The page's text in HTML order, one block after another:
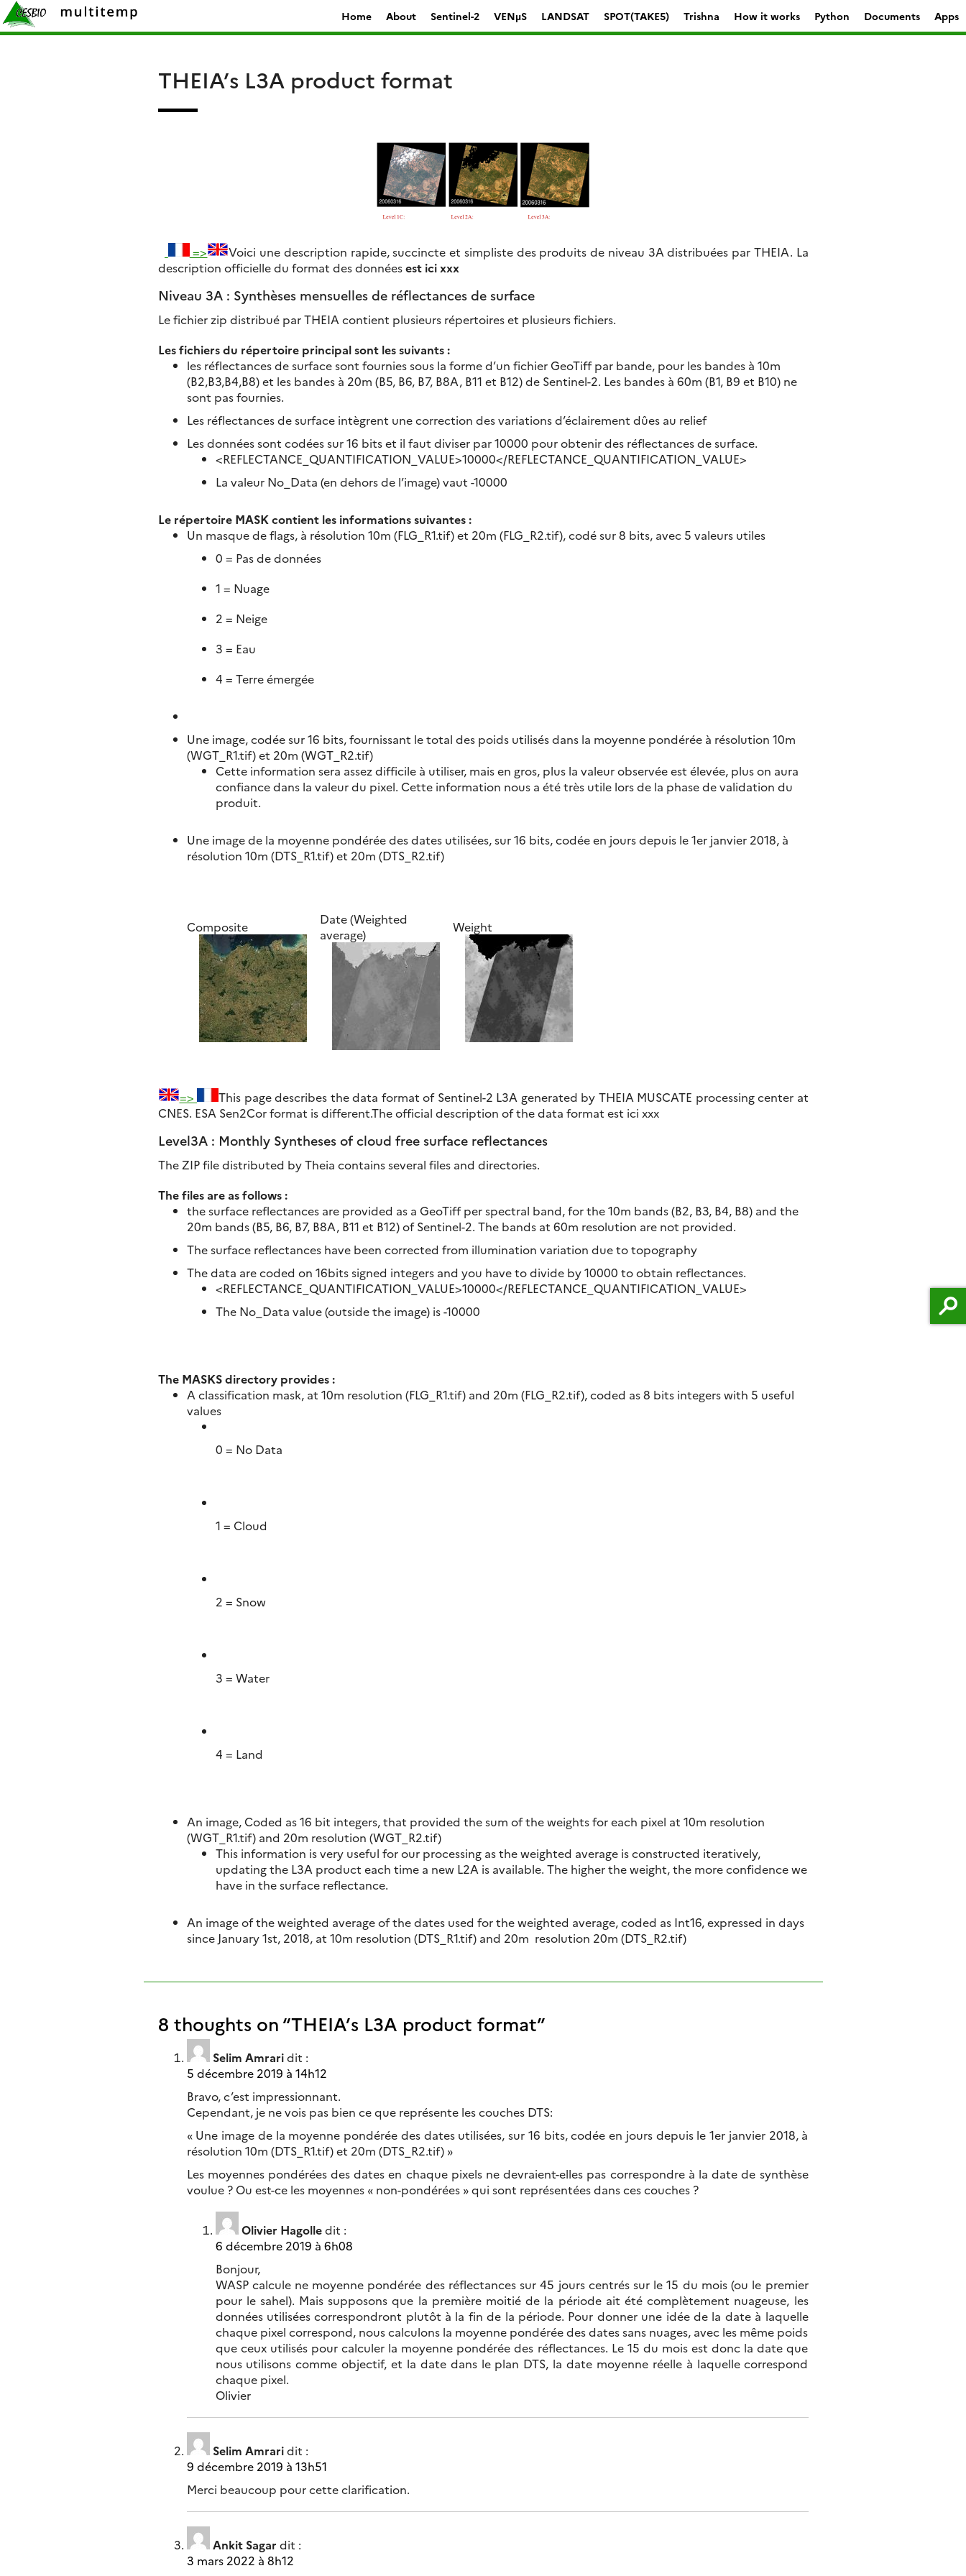
Skip
to
content
Home About Sentinel-2 VENµS LANDSAT SPOT(TAKE5) Trishna How it works Python Documents Apps
THEIA’s L3A product format
=>
Voici une description rapide, succincte et simpliste des produits de niveau 3A distribuées par THEIA. La
description officielle du format des donnéesest ici xxx
Niveau 3A : Synthèses mensuelles de réflectances de surface
Le fichier zip distribué par THEIA contient plusieurs répertoires et plusieurs fichiers.
Les fichiers du répertoire principal sont les suivants :
les réflectances de surface sont fournies sous la forme d’un fichier GeoTiff par bande, pour les bandes à 10m
(B2,B3,B4,B8) et les bandes à 20m (B5, B6, B7, B8A, B11 et B12) de Sentinel-2. Les bandes à 60m (B1, B9 et B10) ne
sont pas fournies.
Les réflectances de surface intègrent une correction des variations d’éclairement dûes au relief
Les données sont codées sur 16 bits et il faut diviser par 10000 pour obtenir des réflectances de surface.
<REFLECTANCE_QUANTIFICATION_VALUE>10000</REFLECTANCE_QUANTIFICATION_VALUE>
La valeur No_Data (en dehors de l’image) vaut -10000
Le répertoire MASK contient les informations suivantes :
Un masque de flags, à résolution 10m (FLG_R1.tif) et 20m (FLG_R2.tif), codé sur 8 bits, avec 5 valeurs utiles
0 = Pas de données
1 = Nuage
2 = Neige
3 = Eau
4 = Terre émergée
Une image, codée sur 16 bits, fournissant le total des poids utilisés dans la moyenne pondérée à résolution 10m
(WGT_R1.tif) et 20m (WGT_R2.tif)
Cette information sera assez difficile à utiliser, mais en gros, plus la valeur observée est élevée, plus on aura
confiance dans la valeur du pixel. Cette information nous a été très utile lors de la phase de validation du
produit.
Une image de la moyenne pondérée des dates utilisées, sur 16 bits, codée en jours depuis le 1er janvier 2018, à
résolution 10m (DTS_R1.tif) et 20m (DTS_R2.tif)
Composite
Date (Weighted
average)
Weight
=>
This page describes the data format of Sentinel-2 L3A generated by THEIA MUSCATE processing center at
CNES. ESA Sen2Cor format is different.The official description of the data format est ici xxx
Level3A : Monthly Syntheses of cloud free surface reflectances
The ZIP file distributed by Theia contains several files and directories.
The files are as follows :
the surface reflectances are provided as a GeoTiff per spectral band, for the 10m bands (B2, B3, B4, B8) and the
20m bands (B5, B6, B7, B8A, B11 et B12) of Sentinel-2. The bands at 60m resolution are not provided.
The surface reflectances have been corrected from illumination variation due to topography
The data are coded on 16bits signed integers and you have to divide by 10000 to obtain reflectances.
<REFLECTANCE_QUANTIFICATION_VALUE>10000</REFLECTANCE_QUANTIFICATION_VALUE>
The No_Data value (outside the image) is -10000
The MASKS directory provides :
A classification mask, at 10m resolution (FLG_R1.tif) and 20m (FLG_R2.tif), coded as 8 bits integers with 5 useful
values
0 = No Data
1 = Cloud
2 = Snow
3 = Water
4 = Land
An image, Coded as 16 bit integers, that provided the sum of the weights for each pixel at 10m resolution
(WGT_R1.tif) and 20m resolution (WGT_R2.tif)
This information is very useful for our processing as the weighted average is constructed iteratively,
updating the L3A product each time a new L2A is available. The higher the weight, the more confidence we
have in the surface reflectance.
An image of the weighted average of the dates used for the weighted average, coded as Int16, expressed in days
since January 1st, 2018, at 10m resolution (DTS_R1.tif) and 20m resolution 20m (DTS_R2.tif)
8 thoughts on “THEIA’s L3A product format”
Selim Amrari dit :
5 décembre 2019 à 14h12
Bravo, c’est impressionnant.
Cependant, je ne vois pas bien ce que représente les couches DTS:
« Une image de la moyenne pondérée des dates utilisées, sur 16 bits, codée en jours depuis le 1er janvier 2018, à
résolution 10m (DTS_R1.tif) et 20m (DTS_R2.tif) »
Les moyennes pondérées des dates en chaque pixels ne devraient-elles pas correspondre à la date de synthèse
voulue ? Ou est-ce les moyennes « non-pondérées » qui sont représentées dans ces couches ?
Olivier Hagolle dit :
6 décembre 2019 à 6h08
Bonjour,
WASP calcule ne moyenne pondérée des réflectances sur 45 jours centrés sur le 15 du mois (ou le premier
pour le sahel). Mais supposons que la première moitié de la période ait été complètement nuageuse, les
données utilisées correspondront plutôt à la fin de la période. Pour donner une idée de la date à laquelle
chaque pixel correspond, nous calculons la moyenne pondérée des dates sans nuages, avec les même poids
que ceux utilisés pour calculer la moyenne pondérée des réflectances. Le 15 du mois est donc la date que
nous utilisons comme objectif, et la date dans le plan DTS, la date moyenne réelle à laquelle correspond
chaque pixel.
Olivier
Selim Amrari dit :
9 décembre 2019 à 13h51
Merci beaucoup pour cette clarification.
Ankit Sagar dit :
3 mars 2022 à 8h12